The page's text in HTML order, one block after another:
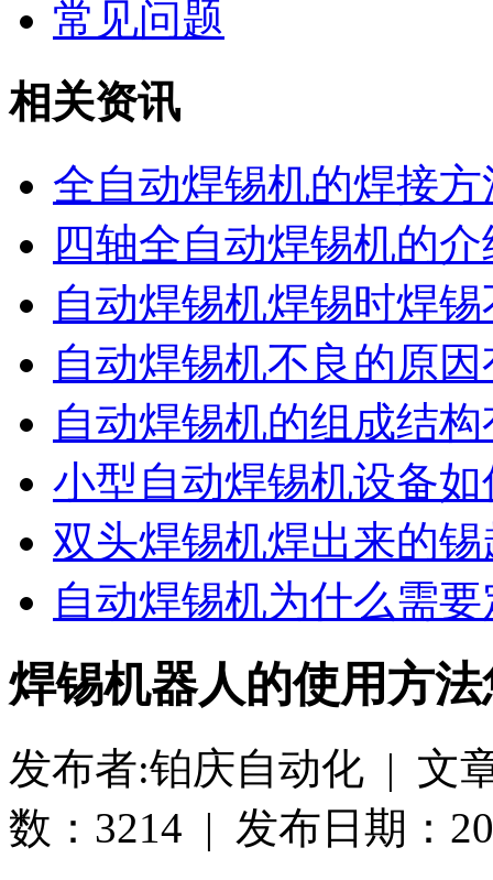
常见问题
相关资讯
全自动焊锡机的焊接方
四轴全自动焊锡机的介
自动焊锡机焊锡时焊
自动焊锡机不良的原
自动焊锡机的组成结
小型自动焊锡机设备
双头焊锡机焊出来的
自动焊锡机为什么需
焊锡机器人的使用方
发布者:铂庆自动化 | 文
数：3214 | 发布日期：